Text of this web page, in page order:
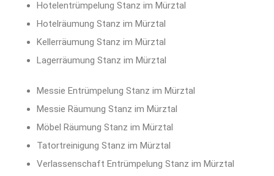
Hotelentrümpelung Stanz im Mürztal
Hotelräumung Stanz im Mürztal
Kellerräumung Stanz im Mürztal
Lagerräumung Stanz im Mürztal
Messie Entrümpelung Stanz im Mürztal
Messie Räumung Stanz im Mürztal
Möbel Räumung Stanz im Mürztal
Tatortreinigung Stanz im Mürztal
Verlassenschaft Entrümpelung Stanz im Mürztal